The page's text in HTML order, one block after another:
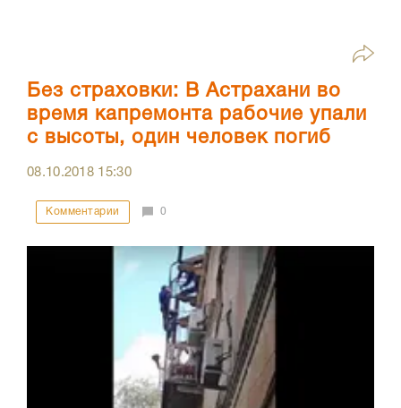
Без страховки: В Астрахани во
время капремонта рабочие упали
с высоты, один человек погиб
08.10.2018 15:30
Комментарии 0